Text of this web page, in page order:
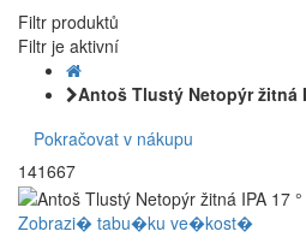
Filtr produktů
Filtr je aktivní
Antoš Tlustý Netopýr žitná
Pokračovat v nákupu
141667
Zobrazi� tabu�ku ve�kost�